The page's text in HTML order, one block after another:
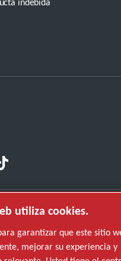
utiliza cookies.
garantizar que este sitio
mejorar su experiencia y